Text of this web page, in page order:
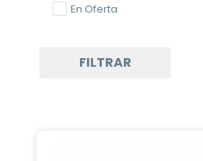
En Oferta
FILTRAR